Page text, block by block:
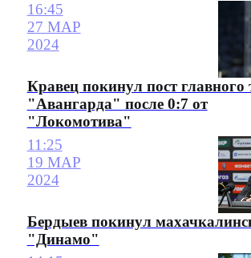
16:45
27 МАР
2024
Кравец покинул пост главного
"Авангарда" после 0:7 от
"Локомотива"
11:25
19 МАР
2024
Бердыев покинул
"Динамо"